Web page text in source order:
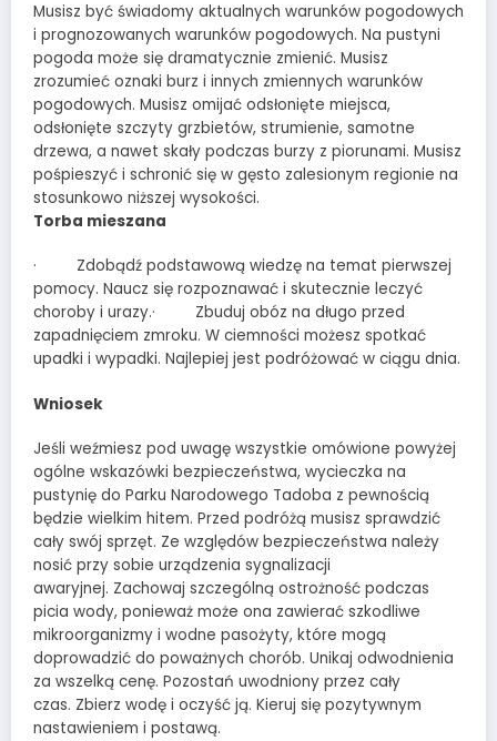
Musisz być świadomy aktualnych warunków pogodowych
i prognozowanych warunków pogodowych. Na pustyni
pogoda może się dramatycznie zmienić. Musisz
zrozumieć oznaki burz i innych zmiennych warunków
pogodowych. Musisz omijać odsłonięte miejsca,
odsłonięte szczyty grzbietów, strumienie, samotne
drzewa, a nawet skały podczas burzy z piorunami. Musisz
pośpieszyć i schronić się w gęsto zalesionym regionie na
stosunkowo niższej wysokości.
Torba mieszana
· Zdobądź podstawową wiedzę na temat pierwszej
pomocy. Naucz się rozpoznawać i skutecznie leczyć
choroby i urazy.· Zbuduj obóz na długo przed
zapadnięciem zmroku. W ciemności możesz spotkać
upadki i wypadki. Najlepiej jest podróżować w ciągu dnia.
Wniosek
Jeśli weźmiesz pod uwagę wszystkie omówione powyżej
ogólne wskazówki bezpieczeństwa, wycieczka na
pustynię do Parku Narodowego Tadoba z pewnością
będzie wielkim hitem. Przed podróżą musisz sprawdzić
cały swój sprzęt. Ze względów bezpieczeństwa należy
nosić przy sobie urządzenia sygnalizacji
awaryjnej. Zachowaj szczególną ostrożność podczas
picia wody, ponieważ może ona zawierać szkodliwe
mikroorganizmy i wodne pasożyty, które mogą
doprowadzić do poważnych chorób. Unikaj odwodnienia
za wszelką cenę. Pozostań uwodniony przez cały
czas. Zbierz wodę i oczyść ją. Kieruj się pozytywnym
nastawieniem i postawą.